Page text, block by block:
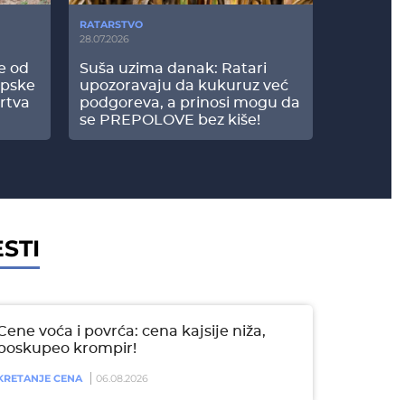
od
RATARSTVO
28.07.2026
Suša uzima danak: Ratari
upozoravaju da kukuruz već
podgoreva, a prinosi mogu da
se PREPOLOVE bez kiše!
voća i povrća: cena kajsije niža,
krompir!
CENA 06.08.2026